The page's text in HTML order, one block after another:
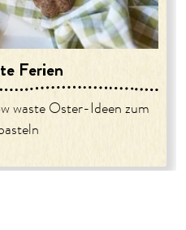
Ferien
waste Oster-Ideen zum